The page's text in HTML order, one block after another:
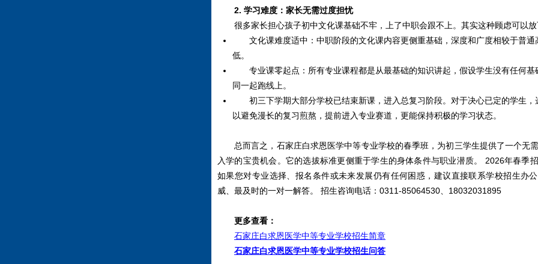
2. 学习难度：家长无需过度担忧
很多家长担心孩子初中文化课基础不牢，上了中职会跟不上。其实这种顾虑可以放
文化课难度适中：中职阶段的文化课内容更侧重基础，深度和广度相较于普通
低。
专业课零起点：所有专业课程都是从最基础的知识讲起，假设学生没有任何基
同一起跑线上。
初三下学期大部分学校已结束新课，进入总复习阶段。对于决心已定的学生，
以避免漫长的复习煎熬，提前进入专业赛道，更能保持积极的学习状态。
总而言之，石家庄白求恩医学中等专业学校的春季班，为初三学生提供了一个无
入学的宝贵机会。它的选拔标准更侧重于学生的身体条件与职业潜质。 2026年春季
如果您对专业选择、报名条件或未来发展仍有任何困惑，建议直接联系学校招生办
威、最及时的一对一解答。 招生咨询电话：0311-85064530、18032031895
更多查看：
石家庄白求恩医学中等专业学校招生简章
石家庄白求恩医学中等专业学校招生问答